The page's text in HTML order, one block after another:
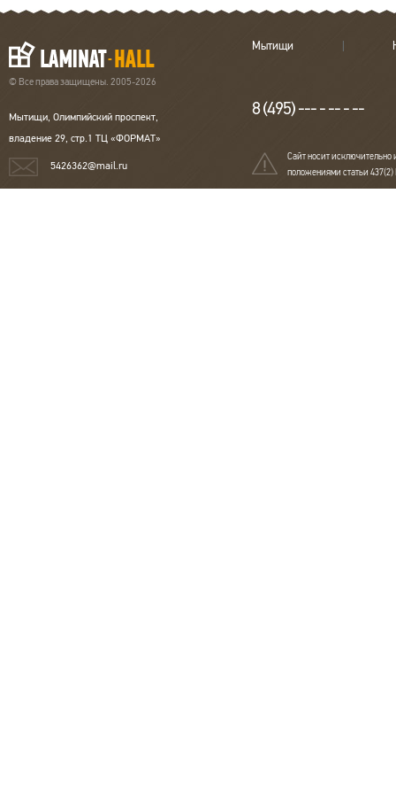
© Все права защищены. 2005-2026
Мытищи, Олимпийский проспект,
владение 29, стр.1 ТЦ «ФОРМАТ»
5426362@mail.ru
Мытищи
8 (495) --- - -- - --
Сайт носит исключительно
положениями статьи